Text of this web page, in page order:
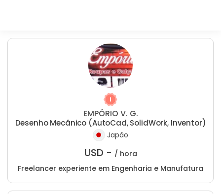
EMPÓRIO V. G.
Desenho Mecânico (AutoCad, SolidWork, Inventor)
Japão
USD - / hora
Freelancer experiente em Engenharia e Manufatura